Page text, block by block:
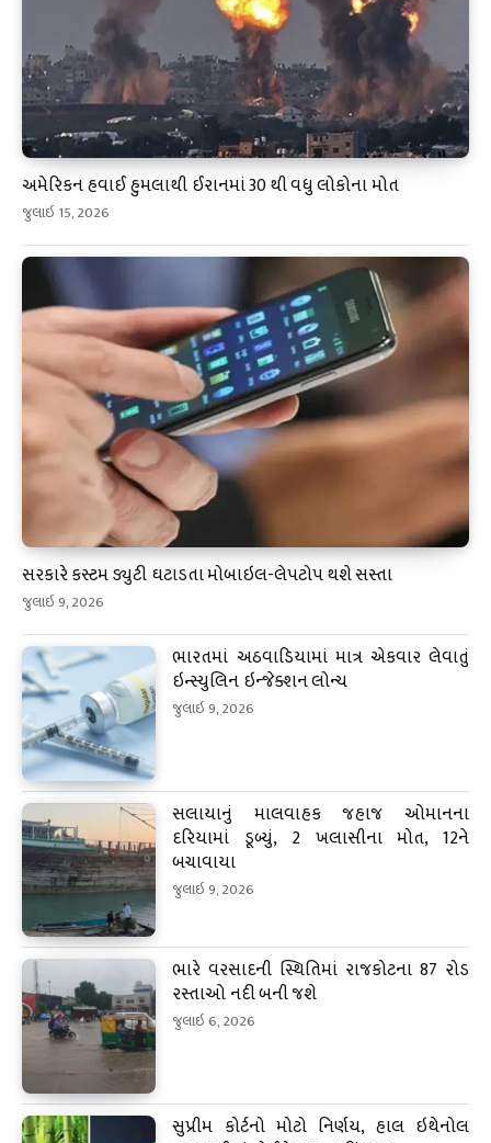
અમેરિકન હવાઈ હુમલાથી ઈરાનમાં 30 થી વધુ લોકોના મોત
જુલાઇ 15, 2026
સરકારે કસ્ટમ ડ્યુટી ઘટાડતા મોબાઇલ-લેપટોપ થશે સસ્તા
જુલાઇ 9, 2026
ભારતમાં અઠવાડિયામાં માત્ર એકવાર લેવાતું
ઇન્સ્યુલિન ઇન્જેક્શન લોન્ચ
જુલાઇ 9, 2026
સલાયાનું માલવાહક જહાજ ઓમાનના
દરિયામાં ડૂબ્યું, 2 ખલાસીના મોત, 12ને
બચાવાયા
જુલાઇ 9, 2026
ભારે વરસાદની સ્થિતિમાં રાજકોટના 87 રોડ
રસ્તાઓ નદી બની જશે
જુલાઇ 6, 2026
સુપ્રીમ કોર્ટનો મોટો નિર્ણય, હાલ ઇથેનોલ